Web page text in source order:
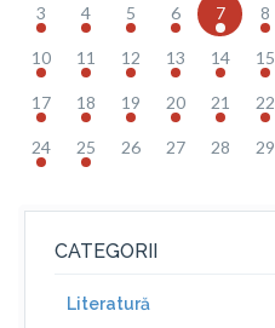
3 4 5 6 7 8
10 11 12 13 14 15
17 18 19 20 21 22
24 25 26 27 28 29
CATEGORII
Literatură